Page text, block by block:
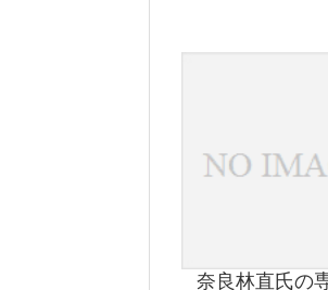
奈良林直氏の